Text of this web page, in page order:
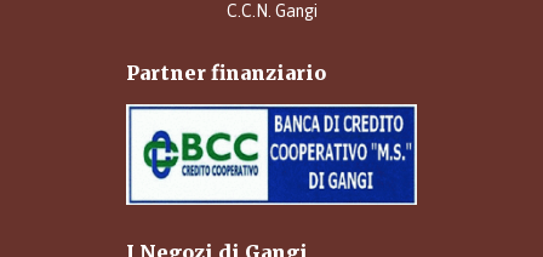
C.C.N. Gangi
Partner finanziario